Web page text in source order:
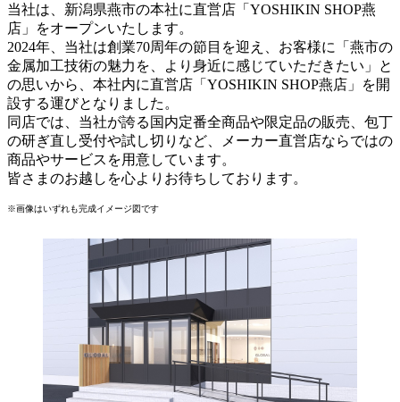
当社は、新潟県燕市の本社に直営店「YOSHIKIN SHOP燕
店」をオープンいたします。
2024年、当社は創業70周年の節目を迎え、お客様に「燕市の
金属加工技術の魅力を、より身近に感じていただきたい」と
の思いから、本社内に直営店「YOSHIKIN SHOP燕店」を開
設する運びとなりました。
同店では、当社が誇る国内定番全商品や限定品の販売、包丁
の研ぎ直し受付や試し切りなど、メーカー直営店ならではの
商品やサービスを用意しています。
皆さまのお越しを心よりお待ちしております。
※画像はいずれも完成イメージ図です